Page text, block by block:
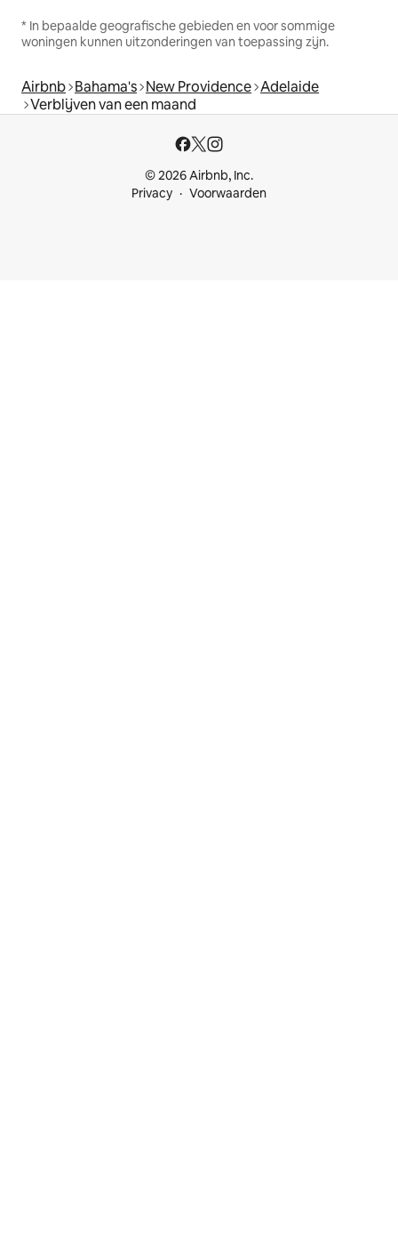
* In bepaalde geografische gebieden en voor sommige
woningen kunnen uitzonderingen van toepassing zijn.
Airbnb Bahama's New Providence Adelaide
Verblijven van een maand
© 2026 Airbnb, Inc.
Privacy
Voorwaarden